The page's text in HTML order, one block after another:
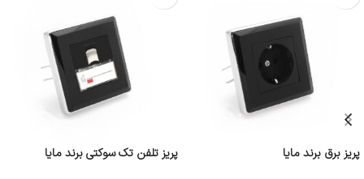
پریز برق برند مایا پریز تلفن تک سوکتی برند مایا